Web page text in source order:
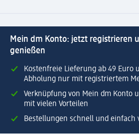
Mein dm Konto: jetzt registrieren
genießen
Kostenfreie Lieferung ab 49 Euro
Abholung nur mit registriertem
Verknüpfung von Mein dm Konto
mit vielen Vorteilen
Bestellungen schnell und einfach